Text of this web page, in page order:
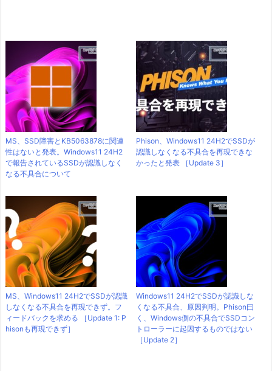
MS、SSD障害とKB5063878に関連
性はないと発表。Windows11 24H2
で報告されているSSDが認識しなく
なる不具合について
Phison、Windows11 24H2でSSDが
認識しなくなる不具合を再現できな
かったと発表 ［Update 3］
MS、Windows11 24H2でSSDが認識
しなくなる不具合を再現できず。フ
ィードバックを求める ［Update 1: P
hisonも再現できず］
Windows11 24H2でSSDが認識しな
くなる不具合、原因判明。Phison曰
く、Windows側の不具合でSSDコン
トローラーに起因するものではない
［Update 2］